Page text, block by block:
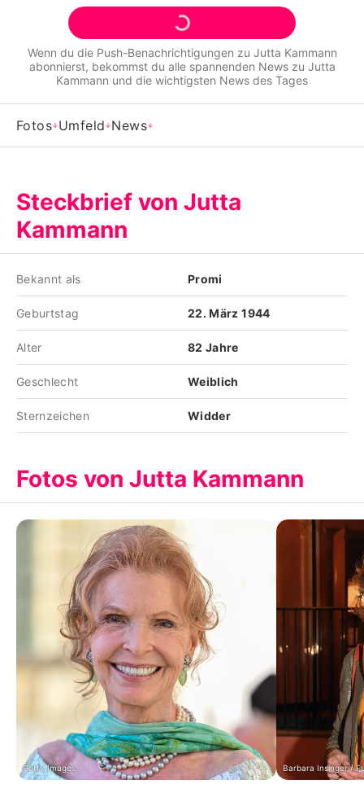
Alle Themen auf Promiflash
Jobs
App runterladen
Redaktionelle Richtlinien
Nutzungsbedingungen
Wenn du die Push-Benachrichtigungen zu Jutta Kammann
abonnierst, bekommst du alle spannenden News zu Jutta
Kammann und die wichtigsten News des Tages
Fotos Umfeld News
Steckbrief von Jutta
Kammann
Bekannt als Promi
Geburtstag 22. März 1944
Alter 82 Jahre
Geschlecht Weiblich
Sternzeichen Widder
Fotos von Jutta Kammann
Getty Images Barbara Insinger /